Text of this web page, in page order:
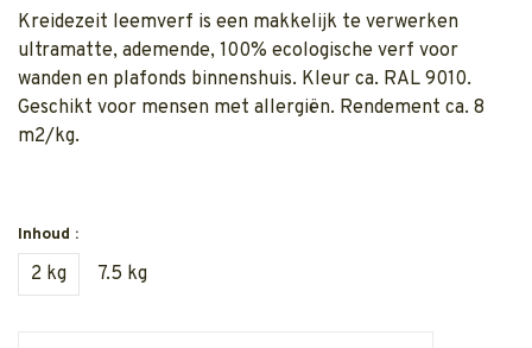
Kreidezeit leemverf is een makkelijk te verwerken
ultramatte, ademende, 100% ecologische verf voor
wanden en plafonds binnenshuis. Kleur ca. RAL 9010.
Geschikt voor mensen met allergiën. Rendement ca. 8
m2/kg.
Inhoud :
2 kg 7.5 kg